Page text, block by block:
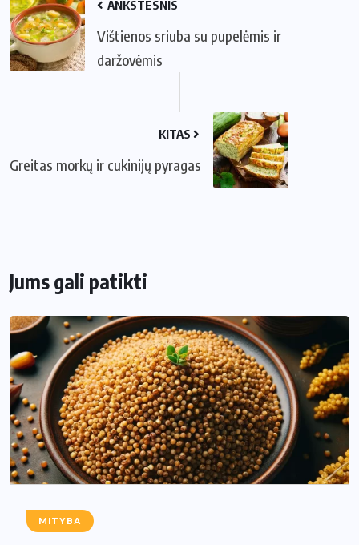
ANKSTESNIS
Vištienos sriuba su pupelėmis ir
daržovėmis
KITAS
Greitas morkų ir cukinijų pyragas
Jums gali patikti
MITYBA